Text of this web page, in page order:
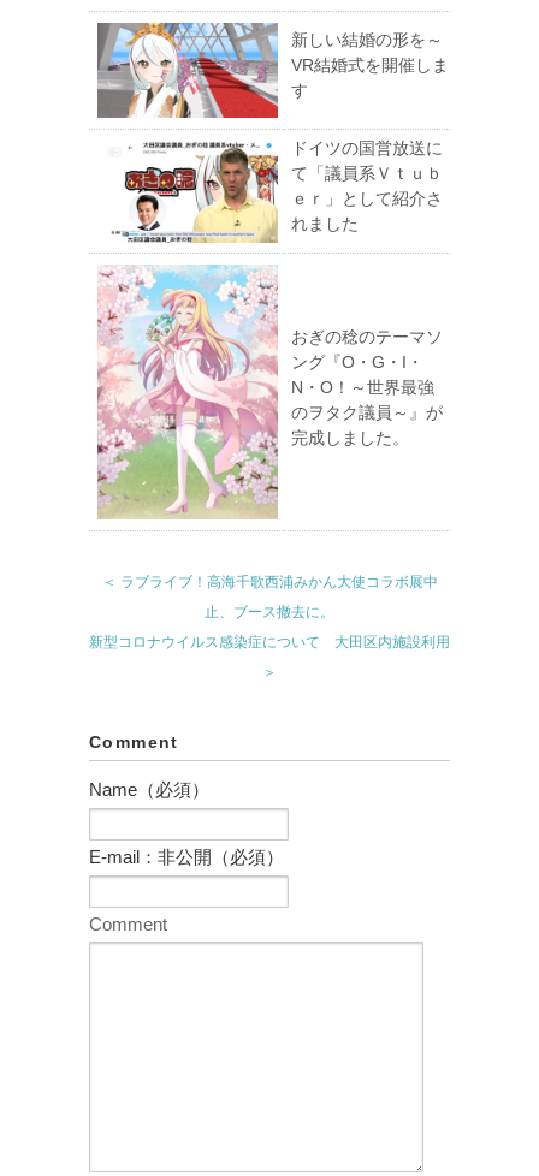
新しい結婚の形を～
VR結婚式を開催しま
す
ドイツの国営放送に
て「議員系Ｖｔｕｂ
ｅｒ」として紹介さ
れました
おぎの稔のテーマソ
ング『O・G・I・
N・O！～世界最強
のヲタク議員～』が
完成しました。
＜ ラブライブ！高海千歌西浦みかん大使コラボ展中
止、ブース撤去に。
新型コロナウイルス感染症について 大田区内施設利用
＞
Comment
Name（必須）
E-mail：非公開（必須）
Comment